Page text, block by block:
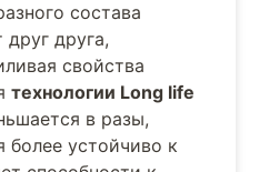
состава
друга,
свойства
технологии Long life
в разы,
более устойчиво к